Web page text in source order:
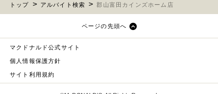
トップ アルバイト検索 郡山富田カインズホーム店
ページの先頭へ
マクドナルド公式サイト
個人情報保護方針
サイト利用規約